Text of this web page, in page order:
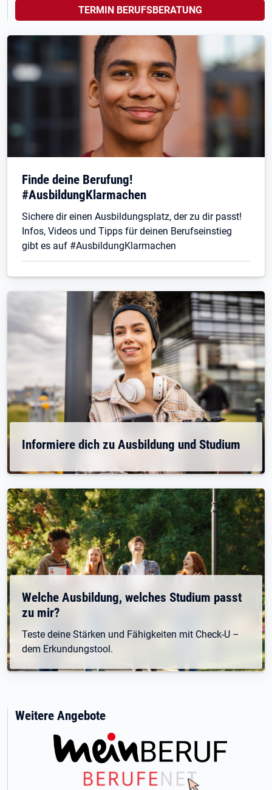
TERMIN BERUFSBERATUNG
Finde deine Berufung!
#AusbildungKlarmachen
Sichere dir einen Ausbildungsplatz, der zu dir passt!
Infos, Videos und Tipps für deinen Berufseinstieg
gibt es auf #AusbildungKlarmachen
Informiere dich zu Ausbildung und Studium
Welche Ausbildung, welches Studium passt
zu mir?
Teste deine Stärken und Fähigkeiten mit Check-U –
dem Erkundungstool.
Weitere Angebote